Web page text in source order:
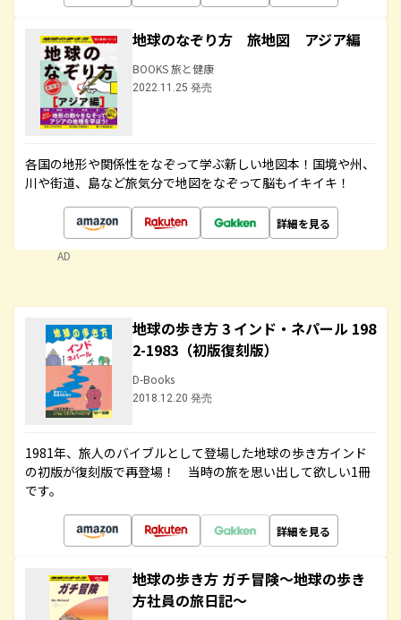
地球のなぞり方 旅地図 アジア編
BOOKS 旅と健康
2022.11.25 発売
各国の地形や関係性をなぞって学ぶ新しい地図本！国境や州、
川や街道、島など旅気分で地図をなぞって脳もイキイキ！
詳細を見る
AD
地球の歩き方 3 インド・ネパール 198
2-1983（初版復刻版）
D-Books
2018.12.20 発売
1981年、旅人のバイブルとして登場した地球の歩き方インド
の初版が復刻版で再登場！ 当時の旅を思い出して欲しい1冊
です。
詳細を見る
地球の歩き方 ガチ冒険～地球の歩き
方社員の旅日記～